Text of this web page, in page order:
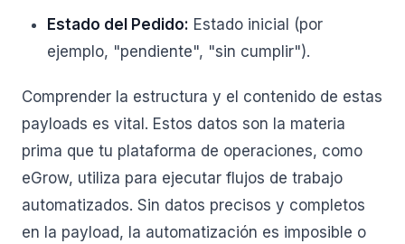
Estado del Pedido: Estado inicial (por
ejemplo, "pendiente", "sin cumplir").
Comprender la estructura y el contenido de estas
payloads es vital. Estos datos son la materia
prima que tu plataforma de operaciones, como
eGrow, utiliza para ejecutar flujos de trabajo
automatizados. Sin datos precisos y completos
en la payload, la automatización es imposible o